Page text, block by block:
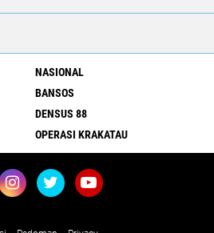
NASIONAL
BANSOS
DENSUS 88
OPERASI KRAKATAU